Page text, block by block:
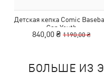
Детская кепка Comic
Cap Youth
840,00 ₴ 1190,00 ₴
БОЛЬШЕ ИЗ